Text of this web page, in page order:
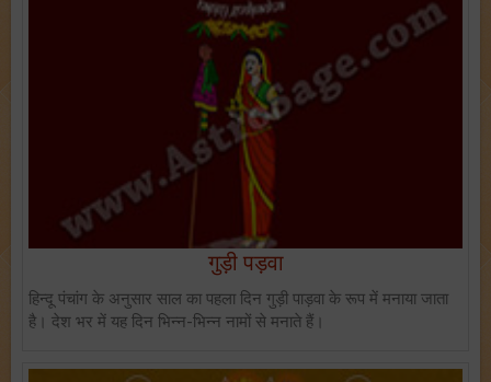
गुड़ी पड़वा
हिन्दू पंचांग के अनुसार साल का पहला दिन गुड़ी पाड़वा के रूप में मनाया जाता
है। देश भर में यह दिन भिन्न-भिन्न नामों से मनाते हैं।